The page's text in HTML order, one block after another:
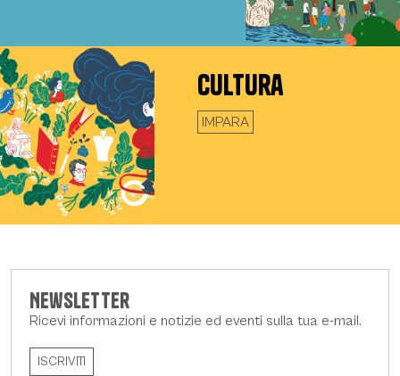
Cultura
IMPARA
Newsletter
Ricevi informazioni e notizie ed eventi sulla tua e-mail.
ISCRIVITI